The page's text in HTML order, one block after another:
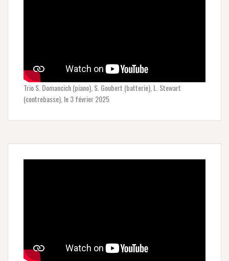
Trio S. Domancich (piano), S. Goubert (batterie), L. Stewart
(contrebasse), le 3 février 2025